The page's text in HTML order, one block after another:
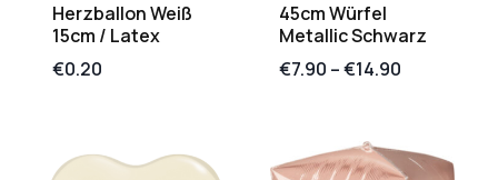
Herzballon Weiß
15cm / Latex
€0.20
45cm Würfel
Metallic Schwarz
€7.90 –€14.90